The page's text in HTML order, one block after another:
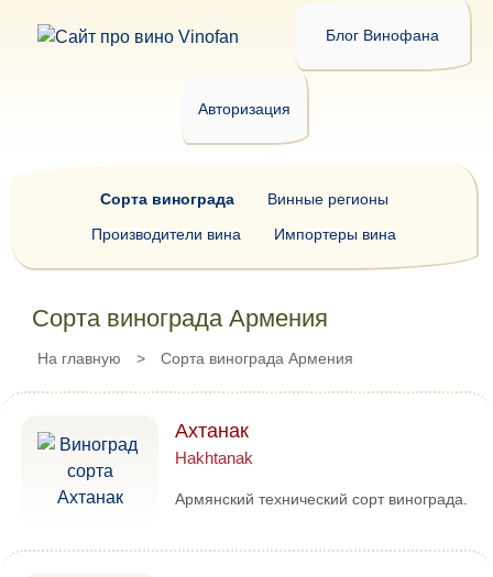
Блог Винофана
Авторизация
Сорта винограда Армения
На главную > Сорта винограда Армения
Ахтанак
Hakhtanak
Армянский технический сорт винограда.
Сорта винограда
Винные регионы
Производители вина
Импортеры вина